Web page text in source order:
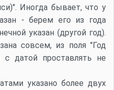
Иногда бывает, что у
- берем его из года
указан (другой год).
совсем, из поля "Год
с датой проставлять не
указано более двух